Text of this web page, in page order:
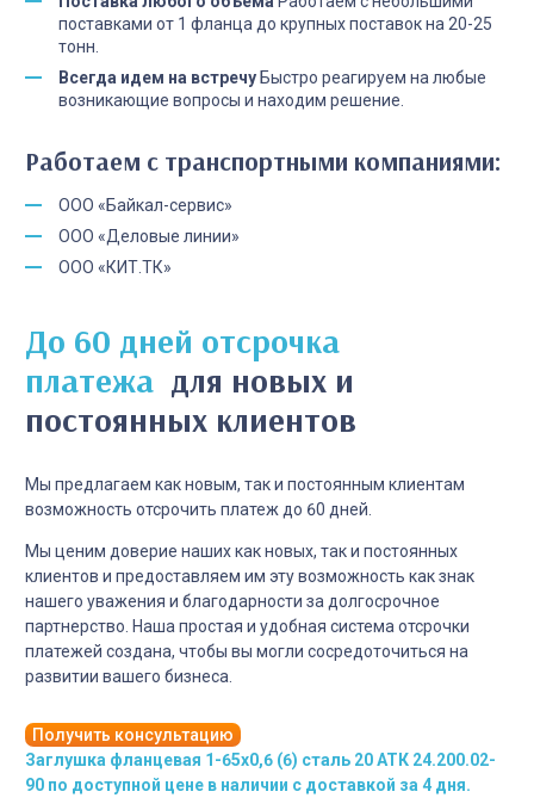
поставками от 1 фланца до крупных поставок на 20-25
тонн.
Всегда идем на встречу Быстро реагируем на любые
возникающие вопросы и находим решение.
Работаем с транспортными компаниями:
ООО «Байкал-сервис»
ООО «Деловые линии»
ООО «КИТ.ТК»
До 60 дней отсрочка
платежа для новых и
постоянных клиентов
Мы предлагаем как новым, так и постоянным клиентам
возможность отсрочить платеж до 60 дней.
Мы ценим доверие наших как новых, так и постоянных
клиентов и предоставляем им эту возможность как знак
нашего уважения и благодарности за долгосрочное
партнерство. Наша простая и удобная система отсрочки
платежей создана, чтобы вы могли сосредоточиться на
развитии вашего бизнеса.
Получить консультацию
Заглушка фланцевая 1-65х0,6 (6) сталь 20 АТК 24.200.02-
90 по доступной цене в наличии с доставкой за 4 дня.